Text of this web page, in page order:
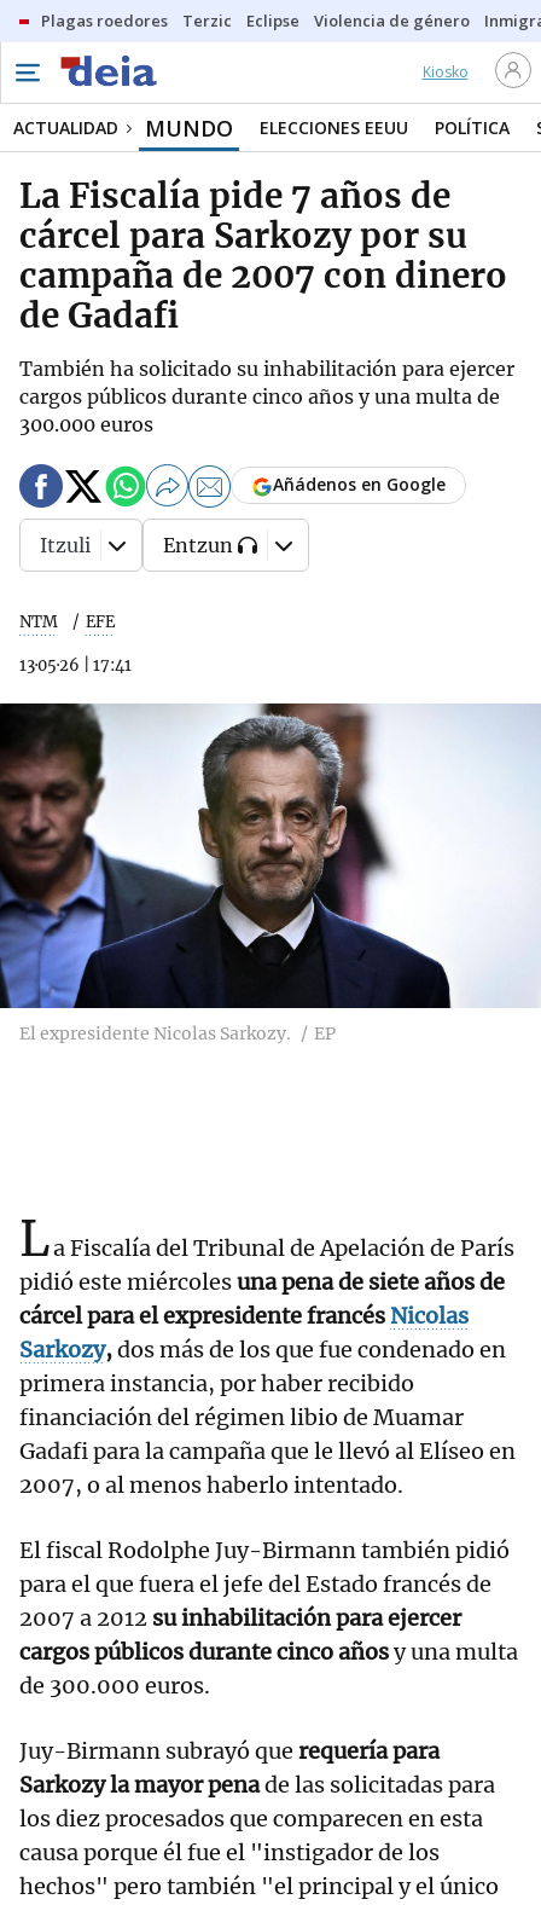
Plagas roedores Terzic Eclipse Violencia de género
Kiosko
ACTUALIDAD MUNDO ELECCIONES EEUU POLÍTICA
La Fiscalía pide 7 años de
cárcel para Sarkozy por su
campaña de 2007 con dinero
de Gadafi
También ha solicitado su inhabilitación para ejercer
cargos públicos durante cinco años y una multa de
300.000 euros
NTM EFE
13·05·26 17:41
Añádenos en Google
Itzuli Entzun
El expresidente Nicolas Sarkozy. EP
La Fiscalía del Tribunal de Apelación de París
pidió este miércolesuna pena de siete años de
cárcel para el expresidente francés Nicolas
Sarkozy,dos más de los que fue condenado en
primera instancia, por haber recibido
financiación del régimen libio de Muamar
Gadafi para la campaña que le llevó al Elíseo en
2007, o al menos haberlo intentado.
El fiscal Rodolphe Juy-Birmann también pidió
para el que fuera el jefe del Estado francés de
2007 a 2012 su inhabilitación para ejercer
cargos públicos durante cinco añosy una multa
de 300.000 euros.
Juy-Birmann subrayó que requería para
Sarkozy la mayor penade las solicitadas para
los diez procesados que comparecen en esta
causa porque él fue el "instigador de los
hechos" pero también "el principal y el único